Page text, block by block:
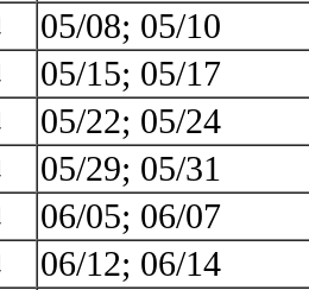
05/08; 05/10
05/15; 05/17
05/22; 05/24
05/29; 05/31
06/05; 06/07
06/12; 06/14